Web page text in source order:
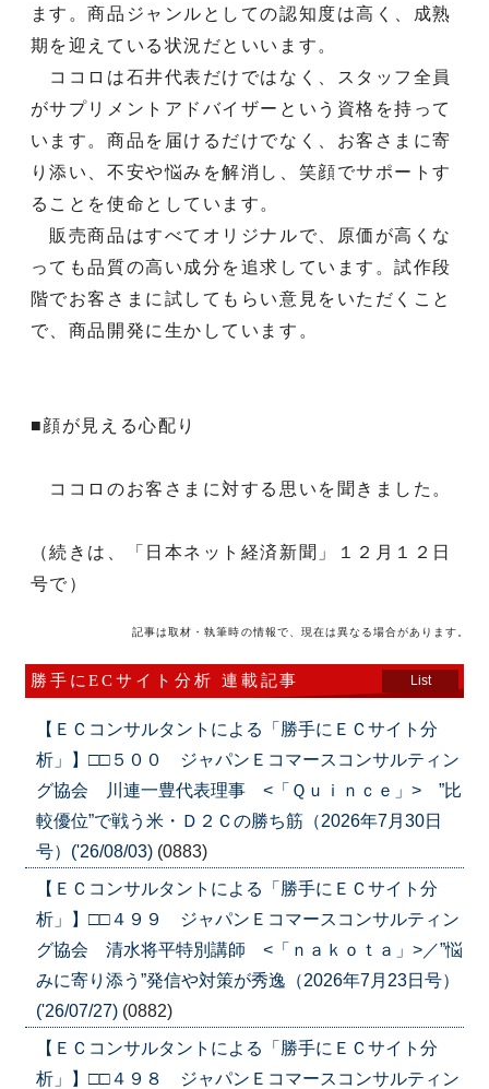
ます。商品ジャンルとしての認知度は高く、成熟
期を迎えている状況だといいます。
ココロは石井代表だけではなく、スタッフ全員
がサプリメントアドバイザーという資格を持って
います。商品を届けるだけでなく、お客さまに寄
り添い、不安や悩みを解消し、笑顔でサポートす
ることを使命としています。
販売商品はすべてオリジナルで、原価が高くな
っても品質の高い成分を追求しています。試作段
階でお客さまに試してもらい意見をいただくこと
で、商品開発に生かしています。
■顔が見える心配り
ココロのお客さまに対する思いを聞きました。
（続きは、「日本ネット経済新聞」１２月１２日
号で）
記事は取材・執筆時の情報で、現在は異なる場合があります。
勝手にECサイト分析 連載記事 List
【ＥＣコンサルタントによる「勝手にＥＣサイト分
析」】□□５００ ジャパンＥコマースコンサルティン
グ協会 川連一豊代表理事 <「Ｑｕｉｎｃｅ」> ”比
較優位”で戦う米・Ｄ２Ｃの勝ち筋（2026年7月30日
号）('26/08/03) (0883)
【ＥＣコンサルタントによる「勝手にＥＣサイト分
析」】□□４９９ ジャパンＥコマースコンサルティン
グ協会 清水将平特別講師 <「ｎａｋｏｔａ」>／”悩
みに寄り添う”発信や対策が秀逸（2026年7月23日号）
('26/07/27) (0882)
【ＥＣコンサルタントによる「勝手にＥＣサイト分
析」】□□４９８ ジャパンＥコマースコンサルティン